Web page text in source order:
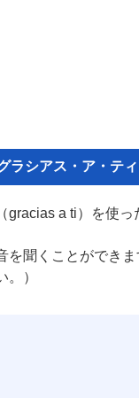
ラシアス・ア・テ
gracias a ti）を使
を聞くことができ
）